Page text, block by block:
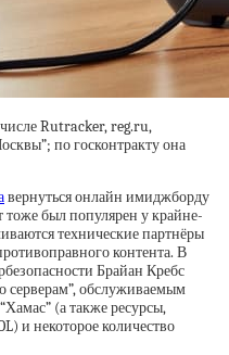
Rutracker, reg.ru,
по госконтракту она
вернуться онлайн имиджборду
тоже был популярен у крайне-
технические партнёры
контента. В
Брайан Кребс
серверам”, обслуживаемым
(а также ресурсы,
и некоторое количество